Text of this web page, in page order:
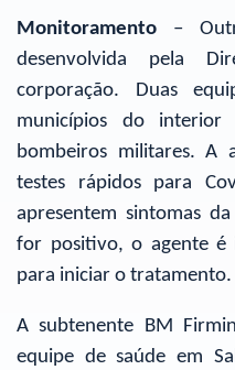
Monitoramento –
desenvolvida pela
corporação. Duas
municípios do
bombeiros militares. A
testes rápidos para
apresentem sintomas
for positivo, o agente é
para iniciar o tratamento.
A subtenente BM
equipe de saúde em